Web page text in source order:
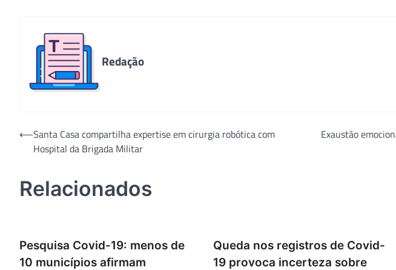
Redação
Navegação
⟵Santa Casa compartilha expertise em cirurgia robótica com
Hospital da Brigada Militar
Exaustão
Relacionados
Pesquisa Covid-19: menos de
10 municípios afirmam
Queda nos registros de Covid-
19 provoca incerteza sobre